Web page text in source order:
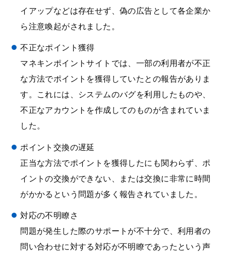
イアップなどは存在せず、偽の広告として各企業か
ら注意喚起がされました。
不正なポイント獲得
マネキンポイントサイトでは、一部の利用者が不正
な方法でポイントを獲得していたとの報告がありま
す。これには、システムのバグを利用したものや、
不正なアカウントを作成してのものが含まれていま
した。
ポイント交換の遅延
正当な方法でポイントを獲得したにも関わらず、ポ
イントの交換ができない、または交換に非常に時間
がかかるという問題が多く報告されていました。
対応の不明瞭さ
問題が発生した際のサポートが不十分で、利用者の
問い合わせに対する対応が不明瞭であったという声